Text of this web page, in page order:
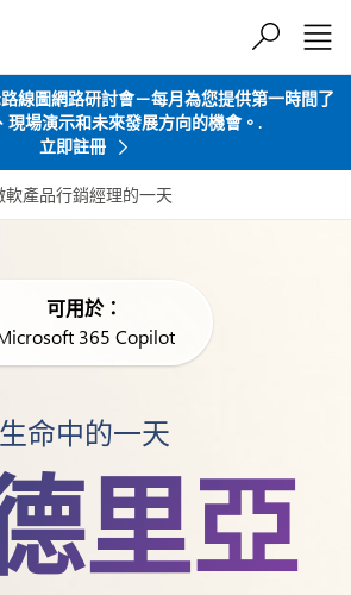
線圖網路研討會－每月為您提供第一時間了
現場演示和未來發展方向的機會。.
立即註冊
軟產品行銷經理的一天
可用於：
365 Copilot
生命中的一天
里亞